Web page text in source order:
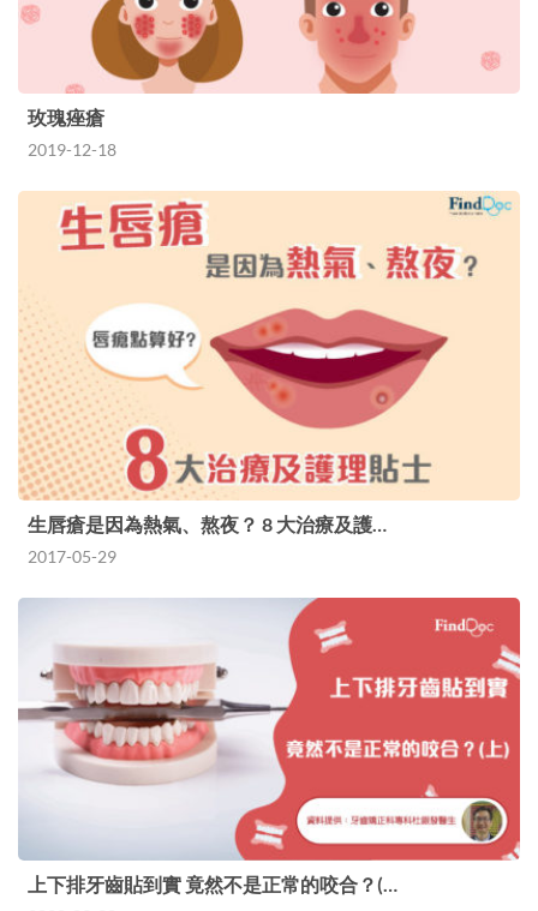
玫瑰痤瘡
2019-12-18
生唇瘡是因為熱氣、熬夜？ 8 大治療及護…
2017-05-29
上下排牙齒貼到實 竟然不是正常的咬合？(…